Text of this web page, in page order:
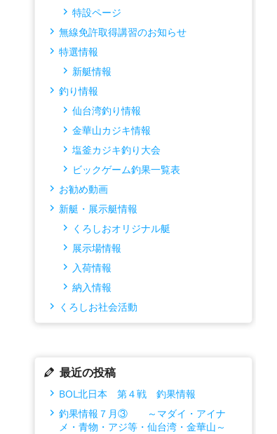
特設ページ
無線免許取得講習のお知らせ
特選情報
新艇情報
釣り情報
仙台湾釣り情報
金華山カジキ情報
塩釜カジキ釣り大会
ビックゲーム釣果一覧表
お勧め動画
新艇・展示艇情報
くろしおオリジナル艇
展示場情報
入荷情報
納入情報
くろしお社会活動
最近の投稿
BOL北日本 第４戦 釣果情報
釣果情報７月③ ～マダイ・アイナ
メ・青物・アジ等・仙台湾・金華山～